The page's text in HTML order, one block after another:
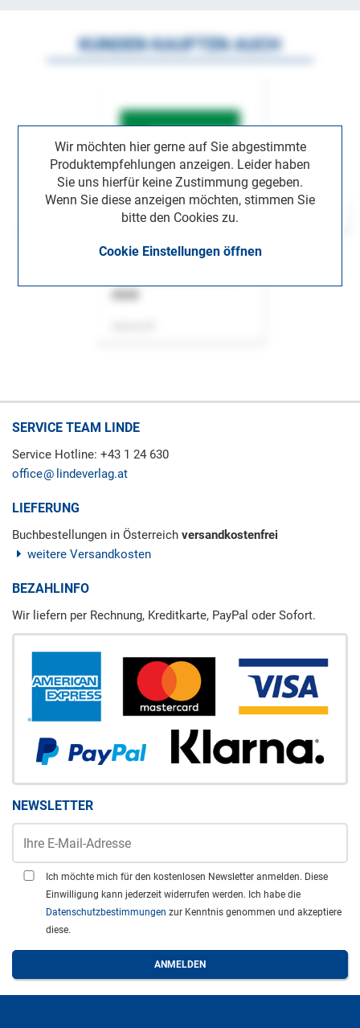
Wir möchten hier gerne auf Sie abgestimmte
Produktempfehlungen anzeigen. Leider haben
Sie uns hierfür keine Zustimmung gegeben.
Wenn Sie diese anzeigen möchten, stimmen Sie
bitte den Cookies zu.
Cookie Einstellungen öffnen
KUNDEN KAUFTEN AUCH
SERVICE TEAM LINDE
Service Hotline: +43 1 24 630
office
lindeverlag.at
LIEFERUNG
Buchbestellungen in Österreich versandkostenfrei
weitere Versandkosten
BEZAHLINFO
Wir liefern per Rechnung, Kreditkarte, PayPal oder Sofort.
NEWSLETTER
Ich möchte mich für den kostenlosen Newsletter anmelden. Diese
Einwilligung kann jederzeit widerrufen werden. Ich habe die
Datenschutzbestimmungen zur Kenntnis genommen und akzeptiere
diese.